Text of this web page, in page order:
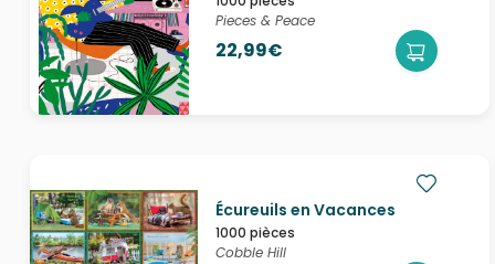
Pieces & Peace
22,99€
Écureuils en Vacances
1000 pièces
Cobble Hill